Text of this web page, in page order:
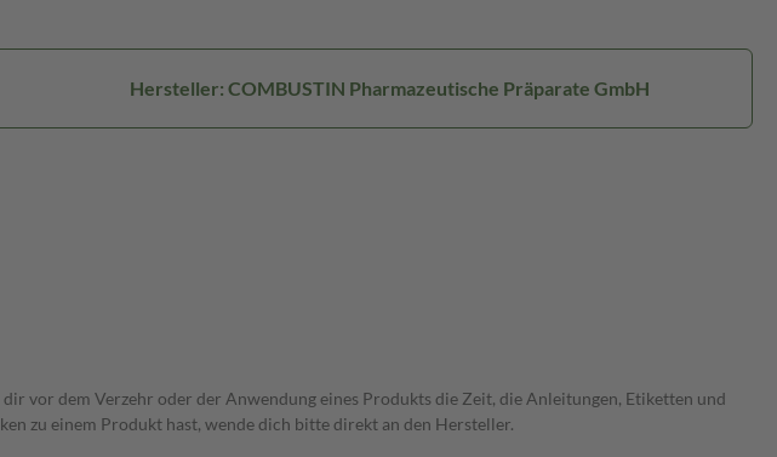
Hersteller: COMBUSTIN Pharmazeutische Präparate GmbH
vor dem Verzehr oder der Anwendung eines Produkts die Zeit, die Anleitungen, Etiketten und
zu einem Produkt hast, wende dich bitte direkt an den Hersteller.